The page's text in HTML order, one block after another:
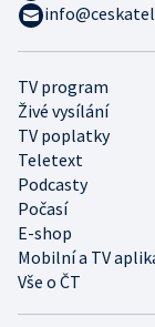
TV program
Živé vysílání
TV poplatky
Teletext
Podcasty
Počasí
E-shop
Mobilní a TV
Vše o ČT